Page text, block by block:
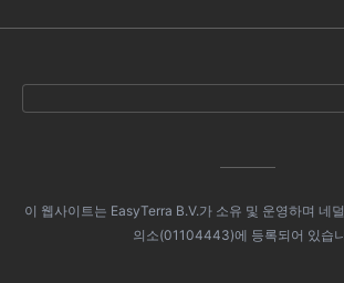
이 웹사이트는 EasyTerra B.V.가 소유 및 운영하며 네
의소(01104443)에 등록되어 있습